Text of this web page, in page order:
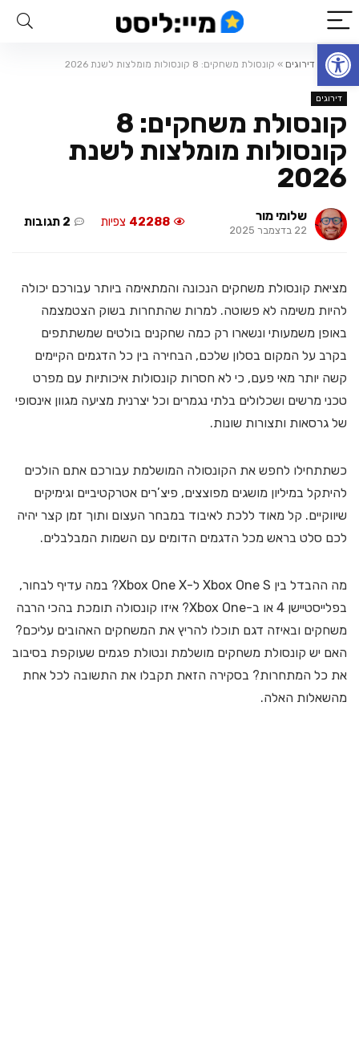
פתח סרגל נגישות
ראשי דירוגים » קונסולת משחקים: 8 קונסולות מומלצות לשנת 2026
דירוגים
קונסולת משחקים: 8
קונסולות מומלצות לשנת
2026
שלומי מור
22 בדצמבר 2025
42288 צפיות 2 תגובות
מציאת קונסולת משחקים הנכונה והמתאימה ביותר עבורכם יכולה
להיות משימה לא פשוטה. למרות שהתחרות בשוק הצטמצמה
באופן משמעותי ונשארו רק כמה שחקנים בולטים שמשתתפים
בקרב על המקום בסלון שלכם, הבחירה בין כל הדגמים הקיימים
קשה יותר מאי פעם, כי לא חסרות קונסולות איכותיות עם מפרט
טכני מרשים ושכלולים בלתי נגמרים וכל יצרנית מציעה מגוון אינסופי
של גרסאות ותצורות שונות.
כשתתחילו לחפש את הקונסולה המושלמת עבורכם אתם הולכים
להיתקל במיליון מושגים מפוצצים, פיצ’רים אטרקטיביים וגימיקים
שיווקיים. קל מאוד ללכת לאיבוד במבחר העצום ותוך זמן קצר יהיה
לכם סלט בראש מכל הדגמים הדומים עם השמות המבלבלים.
מה ההבדל בין Xbox One S ל-Xbox One X? במה עדיף לבחור,
בפלייסטיישן 4 או ב-Xbox One? איזו קונסולה תומכת בהכי הרבה
משחקים ובאיזה דגם תוכלו להריץ את המשחקים האהובים עליכם?
האם יש קונסולת משחקים מושלמת ונטולת פגמים שעוקפת בסיבוב
את כל המתחרות? בסקירה הזאת תקבלו את התשובה לכל אחת
מהשאלות האלה.